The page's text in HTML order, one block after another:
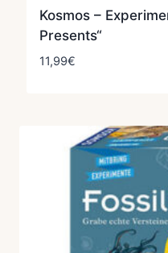
Kosmos –
Presents“
11,99€